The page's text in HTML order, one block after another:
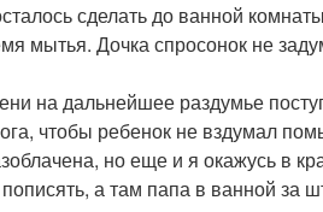
сделать до ванной
мытья. Дочка спросонок не
на дальнейшее раздумье
чтобы ребенок не вздумал
но еще и я окажусь в
а там папа в ванной за